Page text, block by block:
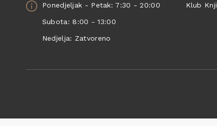
Ponedjeljak - Petak: 7:30 - 20:00
Subota: 8:00 - 13:00
Nedjelja: Zatvoreno
Klub